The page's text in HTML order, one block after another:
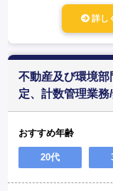
詳し
不動産及び環境
定、計数管理業
おすすめ年齢
20代